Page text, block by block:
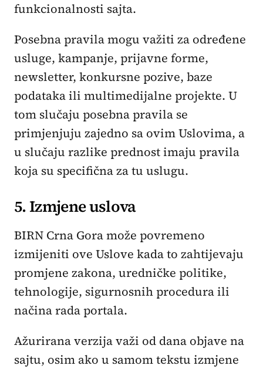
funkcionalnosti sajta.
Posebna pravila mogu važiti za određene
usluge, kampanje, prijavne forme,
newsletter, konkursne pozive, baze
podataka ili multimedijalne projekte. U
tom slučaju posebna pravila se
primjenjuju zajedno sa ovim Uslovima, a
u slučaju razlike prednost imaju pravila
koja su specifična za tu uslugu.
5. Izmjene uslova
BIRN Crna Gora može povremeno
izmijeniti ove Uslove kada to zahtijevaju
promjene zakona, uredničke politike,
tehnologije, sigurnosnih procedura ili
načina rada portala.
Ažurirana verzija važi od dana objave na
sajtu, osim ako u samom tekstu izmjene